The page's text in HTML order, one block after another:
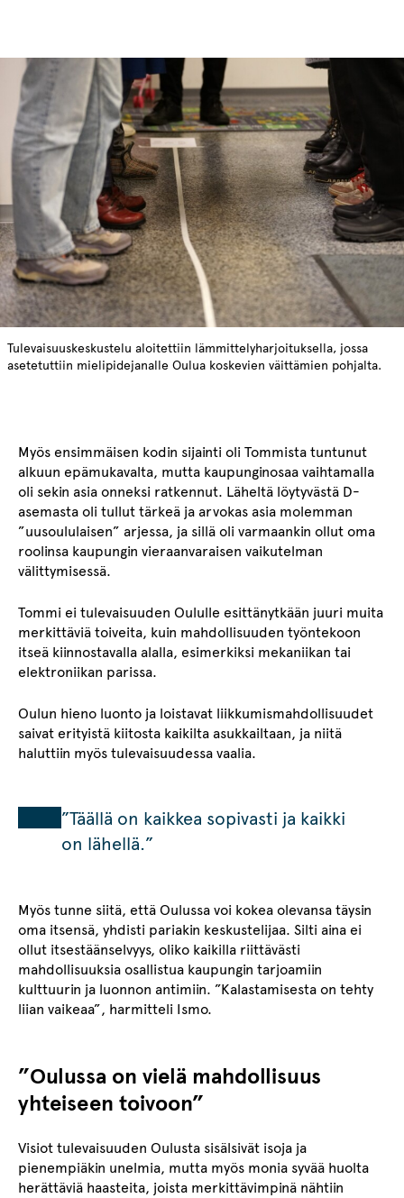
Tulevaisuuskeskustelu aloitettiin lämmittelyharjoituksella, jossa
asetetuttiin mielipidejanalle Oulua koskevien väittämien pohjalta.
Myös ensimmäisen kodin sijainti oli Tommista tuntunut
alkuun epämukavalta, mutta kaupunginosaa vaihtamalla
oli sekin asia onneksi ratkennut. Läheltä löytyvästä D-
asemasta oli tullut tärkeä ja arvokas asia molemman
”uusoululaisen” arjessa, ja sillä oli varmaankin ollut oma
roolinsa kaupungin vieraanvaraisen vaikutelman
välittymisessä.
Tommi ei tulevaisuuden Oululle esittänytkään juuri muita
merkittäviä toiveita, kuin mahdollisuuden työntekoon
itseä kiinnostavalla alalla, esimerkiksi mekaniikan tai
elektroniikan parissa.
Oulun hieno luonto ja loistavat liikkumismahdollisuudet
saivat erityistä kiitosta kaikilta asukkailtaan, ja niitä
haluttiin myös tulevaisuudessa vaalia.
”Täällä on kaikkea sopivasti ja kaikki
on lähellä.”
Myös tunne siitä, että Oulussa voi kokea olevansa täysin
oma itsensä, yhdisti pariakin keskustelijaa. Silti aina ei
ollut itsestäänselvyys, oliko kaikilla riittävästi
mahdollisuuksia osallistua kaupungin tarjoamiin
kulttuurin ja luonnon antimiin. ”Kalastamisesta on tehty
liian vaikeaa”, harmitteli Ismo.
”Oulussa on vielä mahdollisuus
yhteiseen toivoon”
Visiot tulevaisuuden Oulusta sisälsivät isoja ja
pienempiäkin unelmia, mutta myös monia syvää huolta
herättäviä haasteita, joista merkittävimpinä nähtiin